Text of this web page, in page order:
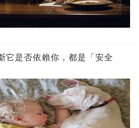
它是否依賴你，都是「安全